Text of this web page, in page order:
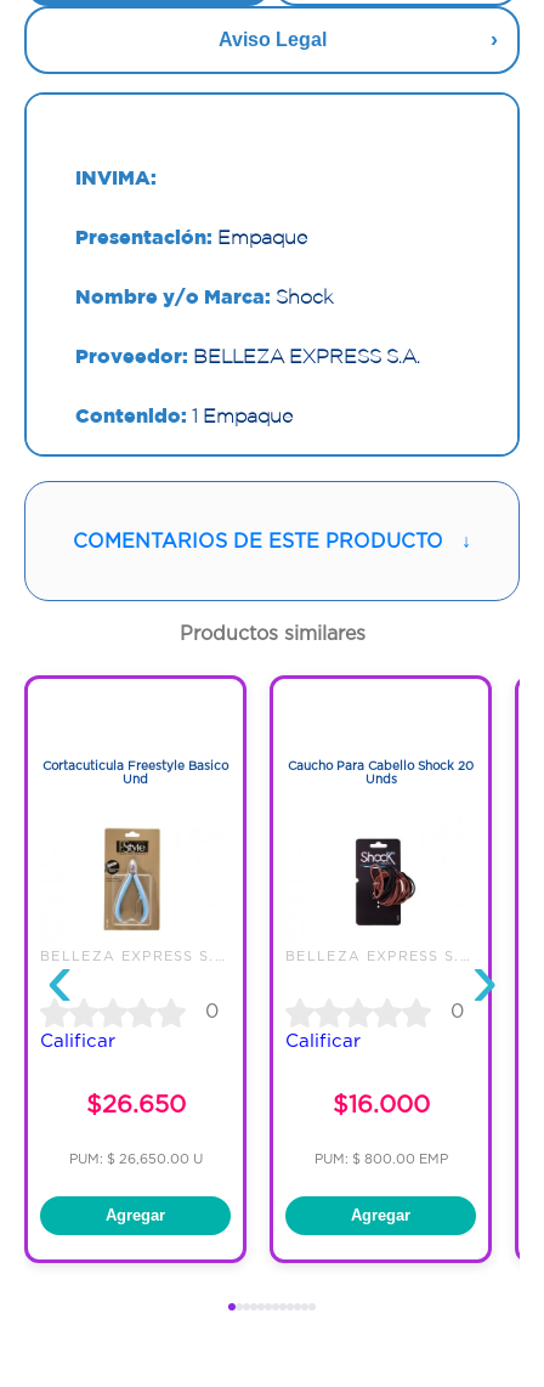
Aviso Legal
INVIMA:
Presentación: Empaque
Nombre y/o Marca: Shock
Proveedor: BELLEZA EXPRESS S.A.
Contenido: 1 Empaque
Código:1295135
COMENTARIOS DE ESTE PRODUCTO ↓
Productos similares
‹
Cortacuticula Freestyle Basico
Und
0
Calificar
$26.650
PUM: $ 26,650.00 U
Agregar
Caucho Para Cabello Shock 20
Unds
0
Calificar
$16.000
PUM: $ 800.00 EMP
Agregar
›